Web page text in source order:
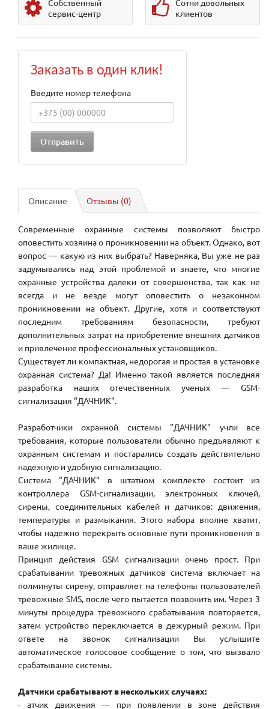
Собственный
сервис-центр
Сотни довольных
клиентов
Заказать в один клик!
Введите номер телефона
Описание Отзывы (0)
Современные охранные системы позволяют быстро
оповестить хозяина о проникновении на объект. Однако, вот
вопрос — какую из них выбрать? Наверняка, Вы уже не раз
задумывались над этой проблемой и знаете, что многие
охранные устройства далеки от совершенства, так как не
всегда и не везде могут оповестить о незаконном
проникновении на объект. Другие, хотя и соответствуют
последним требованиям безопасности, требуют
дополнительных затрат на приобретение внешних датчиков
и привлечение профессиональных установщиков.
Существует ли компактная, недорогая и простая в установке
охранная система? Да! Именно такой является последняя
разработка наших отечественных ученых — GSM-
сигнализация "ДАЧНИК".
Разработчики охранной системы "ДАЧНИК" учли все
требования, которые пользователи обычно предъявляют к
охранным системам и постарались создать действительно
надежную и удобную сигнализацию.
Система "ДАЧНИК" в штатном комплекте состоит из
контроллера GSM-сигнализации, электронных ключей,
сирены, соединительных кабелей и датчиков: движения,
температуры и размыкания. Этого набора вполне хватит,
чтобы надежно перекрыть основные пути проникновения в
ваше жилище.
Принцип действия GSM сигнализации очень прост. При
срабатывании тревожных датчиков система включает на
полминуты сирену, отправляет на телефоны пользователей
тревожные SMS, после чего пытается позвонить им. Через 3
минуты процедура тревожного срабатывания повторяется,
затем устройство переключается в дежурный режим. При
ответе на звонок сигнализации Вы услышите
автоматическое голосовое сообщение о том, что вызвало
срабатывание системы.
Датчики срабатывают в нескольких случаях:
- атчик движения — при появлении в зоне действия